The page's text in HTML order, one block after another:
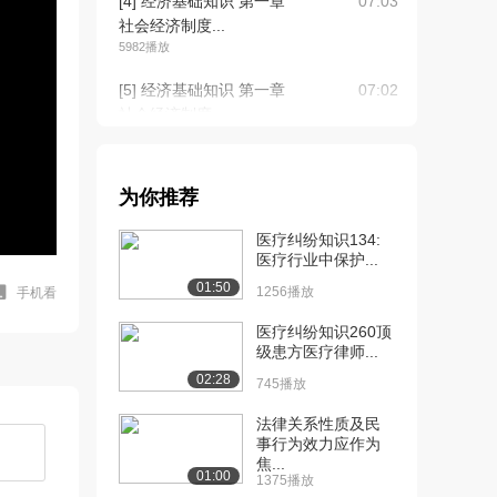
手机看
社会经济制度...
5982播放
[5] 经济基础知识 第一章
07:02
社会经济制度...
[7] 经济基础知识 第一章
社会经济制度...
06:22
[8] 经济基础知识 第一章
社会经济制度...
06:12
[9] 经济基础知识 第一章
社会经济制度...
06:18
为你推荐
01:50
医疗纠纷知识134:
医疗行业中保护...
1256播放
02:28
医疗纠纷知识260顶
级患方医疗律师...
745播放
01:00
法律关系性质及民
事行为效力应作为
焦...
1375播放